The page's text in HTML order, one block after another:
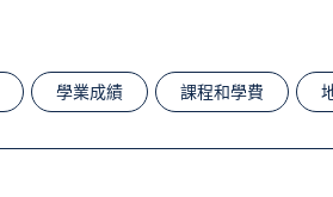
學業成績 課程和學費